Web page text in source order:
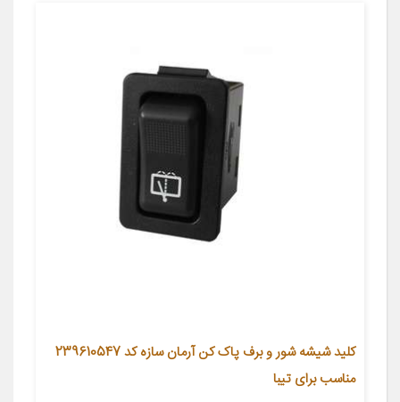
کلید شیشه شور و برف پاک کن آرمان سازه کد 239610547
مناسب برای تیبا